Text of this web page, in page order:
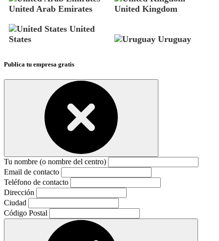
United Arab Emirates United Kingdom
United
States
Uruguay
Publica tu empresa gratis
Tu nombre (o nombre del centro)
Email de contacto
Teléfono de contacto
Dirección
Ciudad
Código Postal